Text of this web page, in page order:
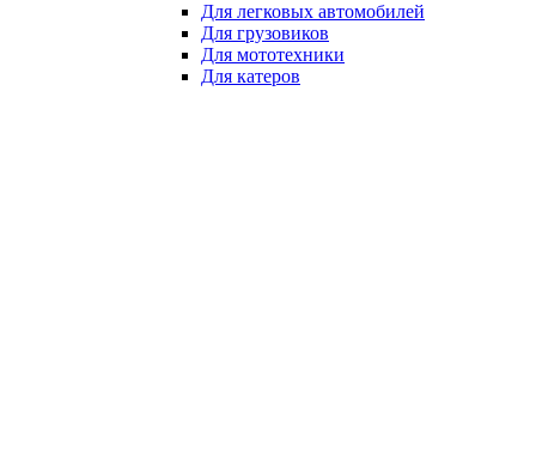
Для легковых автомобилей
Для грузовиков
Для мототехники
Для катеров